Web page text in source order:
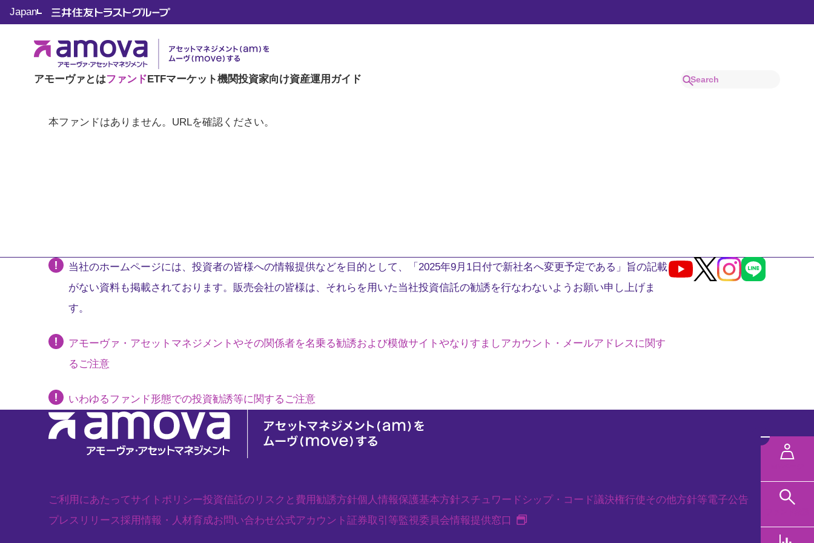
アモーヴァとはファンドETFマーケット機関投資家向け資産運用ガイド
Japan
本ファンドはありません。URLを確認ください。
メ
を
当社のホームページには、投資者の皆様への情報提供などを目的として、「2025年9月1日付で新社名へ変更予定である」旨の記載
がない資料も掲載されております。販売会社の皆様は、それらを用いた当社投資信託の勧誘を行なわないようお願い申し上げま
す。
アモーヴァ・アセットマネジメントやその関係者を名乗る勧誘および模倣サイトやなりすましアカウント・メールアドレスに関す
るご注意
いわゆるファンド形態での投資勧誘等に関するご注意
Youtube
X Instagram
LINE
ご利用にあたってサイトポリシー投資信託のリスクと費用勧誘方針個人情報保護基本方針スチュワードシップ・コード議決権行使その他方針等電子公告
プレスリリース採用情報・人材育成お問い合わせ公式アカウント 証券取引等監視委員会情報提供窓口